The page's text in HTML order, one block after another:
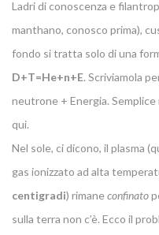
Ladri di conoscenza e
manthano, conosco prima),
fondo si tratta solo di una
D+T=He+n+E. Scriviamola
neutrone + Energia. Semplice
qui.
Nel sole, ci dicono, il plasma
gas ionizzato ad alta
centigradi) rimaneconfinato
sulla terra non c’è. Ecco il